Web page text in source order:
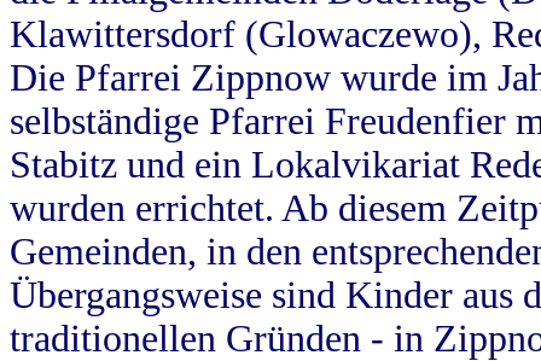
Klawittersdorf (Glowaczewo),
Die Pfarrei Zippnow wurde im
selbständige Pfarrei Freudenfier
Stabitz und ein Lokalvikariat
wurden errichtet. Ab diesem
Gemeinden, in den
Übergangsweise sind Kinder aus
traditionellen Gründen - in